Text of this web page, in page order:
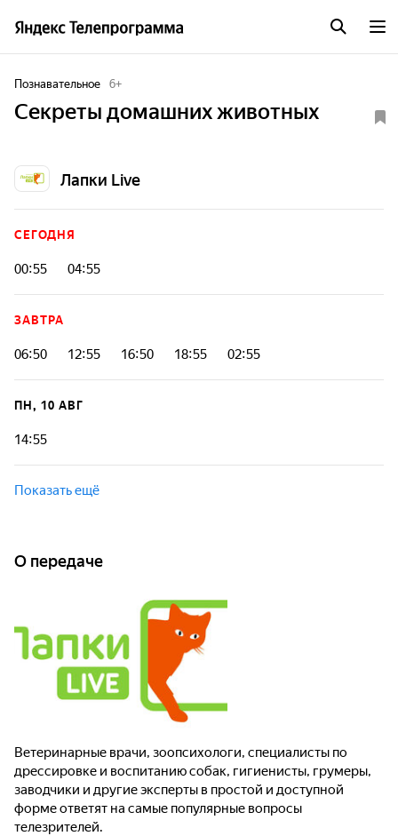
Познавательное 6+
Секреты домашних животных
Лапки Live
СЕГОДНЯ
00:55 04:55
ЗАВТРА
06:50 12:55 16:50 18:55 02:55
ПН, 10 АВГ
14:55
Показать ещё
О передаче
Ветеринарные врачи, зоопсихологи, специалисты по
дрессировке и воспитанию собак, гигиенисты, грумеры,
заводчики и другие эксперты в простой и доступной
форме ответят на самые популярные вопросы
телезрителей.